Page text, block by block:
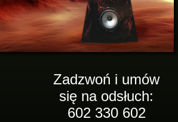
Zadzwoń i umów
się na odsłuch:
602 330 602